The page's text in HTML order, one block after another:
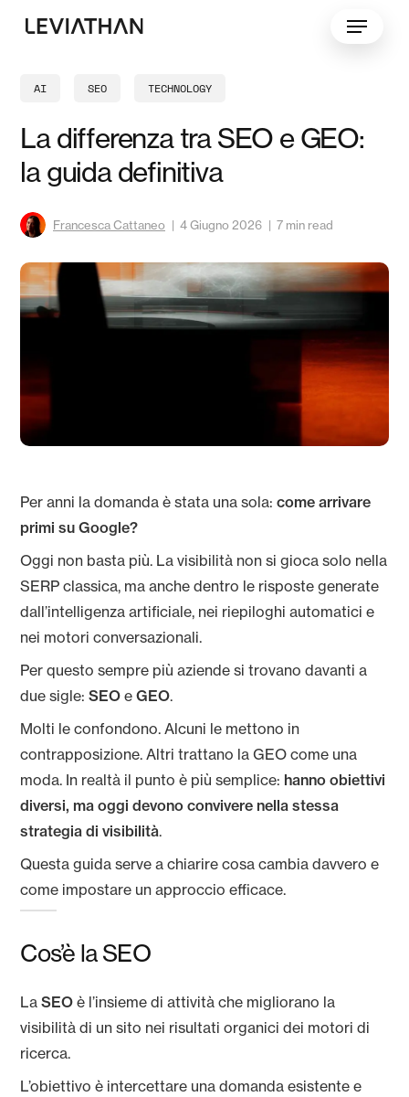
Menu
AI SEO TECHNOLOGY
La differenza tra SEO e GEO:
la guida definitiva
Francesca Cattaneo 4 Giugno 2026 7 min read
Per anni la domanda è stata una sola:come arrivare
primi su Google?
Oggi non basta più. La visibilità non si gioca solo nella
SERP classica, ma anche dentro le risposte generate
dall’intelligenza artificiale, nei riepiloghi automatici e
nei motori conversazionali.
Per questo sempre più aziende si trovano davanti a
due sigle:SEO eGEO.
Molti le confondono. Alcuni le mettono in
contrapposizione. Altri trattano la GEO come una
moda. In realtà il punto è più semplice: hanno obiettivi
diversi, ma oggi devono convivere nella stessa
strategia di visibilità.
Questa guida serve a chiarire cosa cambia davvero e
come impostare un approccio efficace.
Cos’è la SEO
LaSEO è l’insieme di attività che migliorano la
visibilità di un sito nei risultati organici dei motori di
ricerca.
L’obiettivo è intercettare una domanda esistente e